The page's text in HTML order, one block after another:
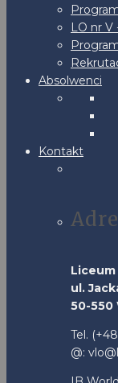
LO nr V
Absolwenci
Kontakt
ul.
50-550
Tel.
@: